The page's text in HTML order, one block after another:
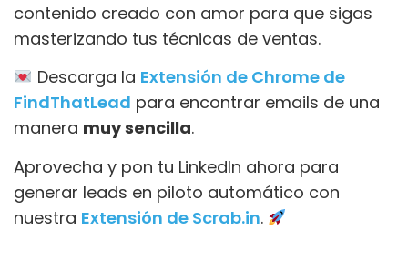
contenido creado con amor para que sigas
masterizando tus técnicas de ventas.
Descarga la Extensión de Chrome de
FindThatLead para encontrar emails de una
manera muy sencilla.
Aprovecha y pon tu LinkedIn ahora para
generar leads en piloto automático con
nuestra Extensión de Scrab.in.